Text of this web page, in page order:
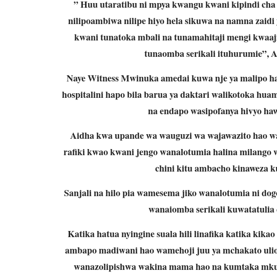
” Huu utaratibu ni mpya kwangu kwani kipindi
nilipoambiwa nilipe hiyo hela sikuwa na namna
kwani tunatoka mbali na tunamahitaji mengi
tunaomba serikali ituhurumie”,
Naye Witness Mwinuka amedai kuwa nje ya malipo
hospitalini hapo bila barua ya daktari walikotoka
na endapo wasipofanya hivyo
Aidha kwa upande wa wauguzi wa wajawazito hao
rafiki kwao kwani jengo wanalotumia halina milango
chini kitu ambacho kinaweza
Sanjali na hilo pia wamesema jiko wanalotumia ni
wanaiomba serikali kuwatatulia
Katika hatua nyingine suala hili linafika katika
ambapo madiwani hao wamehoji juu ya mchakato
wanazolipishwa wakina mama hao na kumtaka